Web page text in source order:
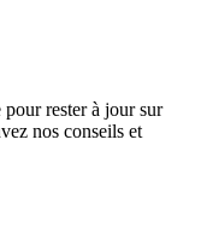
rester à jour sur
nos conseils et